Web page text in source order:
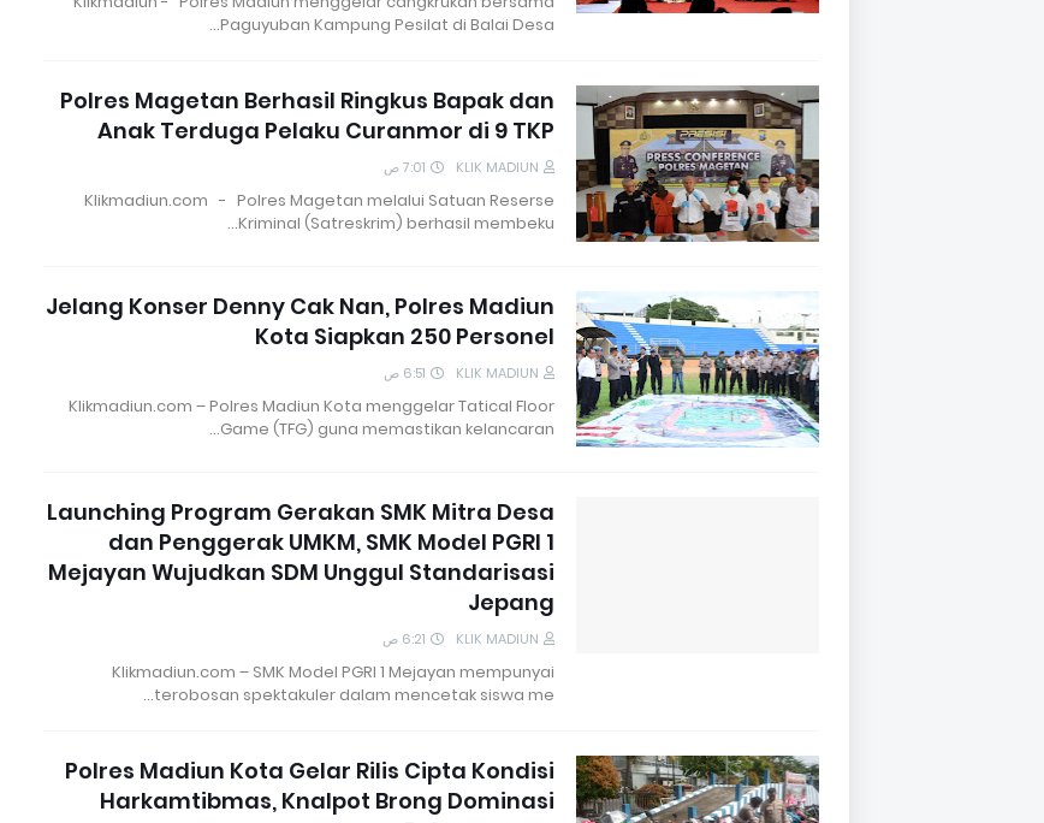
Paguyuban Kampung Pesilat di Balai Desa…
Polres Magetan Berhasil Ringkus Bapak dan
Anak Terduga Pelaku Curanmor di 9 TKP
KLIK MADIUN 7:01 ص
Klikmadiun.com - Polres Magetan melalui Satuan Reserse
Kriminal (Satreskrim) berhasil membeku…
Jelang Konser Denny Cak Nan, Polres Madiun
Kota Siapkan 250 Personel
KLIK MADIUN 6:51 ص
Klikmadiun.com – Polres Madiun Kota menggelar Tatical Floor
Game (TFG) guna memastikan kelancaran…
Launching Program Gerakan SMK Mitra Desa
dan Penggerak UMKM, SMK Model PGRI 1
Mejayan Wujudkan SDM Unggul Standarisasi
Jepang
KLIK MADIUN 6:21 ص
Klikmadiun.com – SMK Model PGRI 1 Mejayan mempunyai
terobosan spektakuler dalam mencetak siswa me…
Polres Madiun Kota Gelar Rilis Cipta Kondisi
Harkamtibmas, Knalpot Brong Dominasi